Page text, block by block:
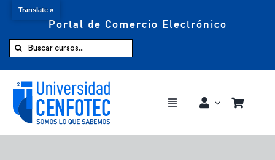
Portal de Comercio Electrónico
Buscar:
Toggle
Comprar ahora
Translate »